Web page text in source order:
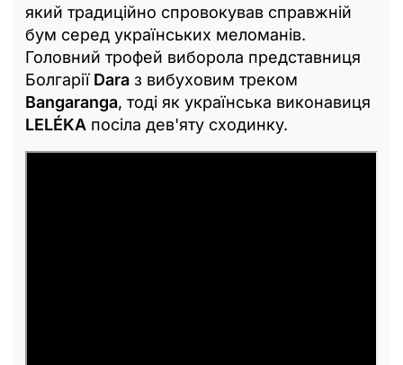
який традиційно спровокував справжній
бум серед українських меломанів.
Головний трофей виборола представниця
Болгарії Dara з вибуховим треком
Bangaranga, тоді як українська виконавиця
LELÉKA посіла дев'яту сходинку.